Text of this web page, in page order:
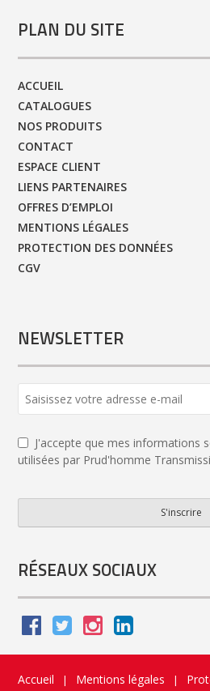
PLAN DU SITE
ACCUEIL
CATALOGUES
NOS PRODUITS
CONTACT
ESPACE CLIENT
LIENS PARTENAIRES
OFFRES D’EMPLOI
MENTIONS LÉGALES
PROTECTION DES DONNÉES
CGV
NEWSLETTER
J'accepte que mes informations
utilisées par Prud'homme
S'inscrire
Email *
RÉSEAUX SOCIAUX
Accueil | Mentions légales |